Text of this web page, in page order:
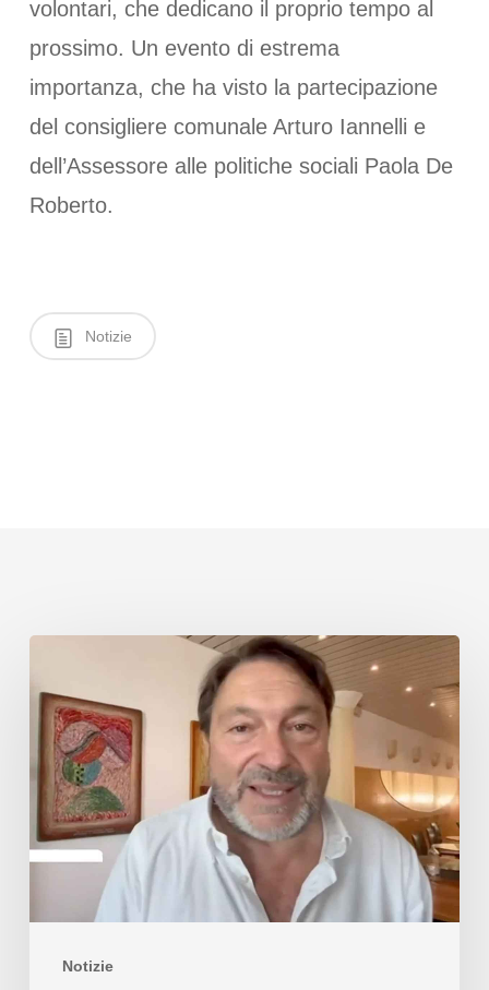
volontari, che dedicano il proprio tempo al
prossimo. Un evento di estrema
importanza, che ha visto la partecipazione
del consigliere comunale Arturo Iannelli e
dell’Assessore alle politiche sociali Paola De
Roberto.
Notizie
Notizie